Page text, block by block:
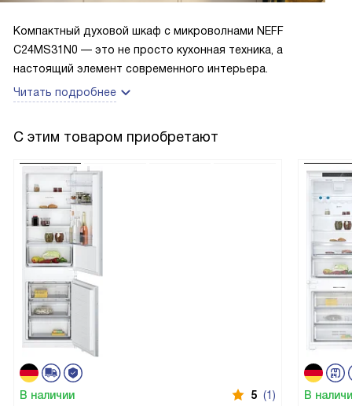
Компактный духовой шкаф с микроволнами NEFF
C24MS31N0 — это не просто кухонная техника, а
настоящий элемент современного интерьера.
Читать подробнее
С этим товаром приобретают
В наличии 5 (1) В